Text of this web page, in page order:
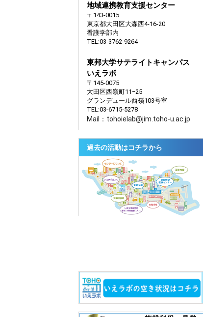
地域連携教育支援センター
〒143-0015
東京都大田区大森西4-16-20
看護学部内
TEL:03-3762-9264
東邦大学サテライトキャンパス
いえラボ
〒145-0075
大田区西嶺町11−25
グランデュール西嶺103号室
TEL:03-6715-5278
Mail：tohoielab@jim.toho-u.ac.jp
過去の活動はコチラから